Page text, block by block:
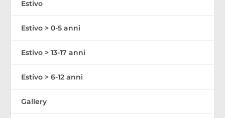
Estivo
Estivo > 0-5 anni
Estivo > 13-17 anni
Estivo > 6-12 anni
Gallery